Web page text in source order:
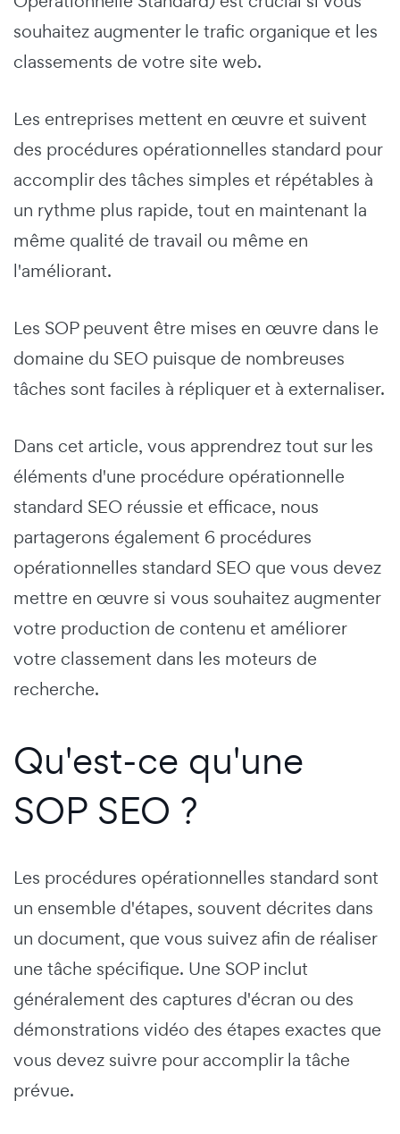
souhaitez augmenter le trafic organique et les
classements de votre site web.
Les entreprises mettent en œuvre et suivent
des procédures opérationnelles standard pour
accomplir des tâches simples et répétables à
un rythme plus rapide, tout en maintenant la
même qualité de travail ou même en
l'améliorant.
Les SOP peuvent être mises en œuvre dans le
domaine du SEO puisque de nombreuses
tâches sont faciles à répliquer et à externaliser.
Dans cet article, vous apprendrez tout sur les
éléments d'une procédure opérationnelle
standard SEO réussie et efficace, nous
partagerons également 6 procédures
opérationnelles standard SEO que vous devez
mettre en œuvre si vous souhaitez augmenter
votre production de contenu et améliorer
votre classement dans les moteurs de
recherche.
Qu'est-ce qu'une
SOP SEO ?
Les procédures opérationnelles standard sont
un ensemble d'étapes, souvent décrites dans
un document, que vous suivez afin de réaliser
une tâche spécifique. Une SOP inclut
généralement des captures d'écran ou des
démonstrations vidéo des étapes exactes que
vous devez suivre pour accomplir la tâche
prévue.